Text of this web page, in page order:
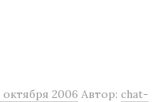
октября 2006 Автор: chat-